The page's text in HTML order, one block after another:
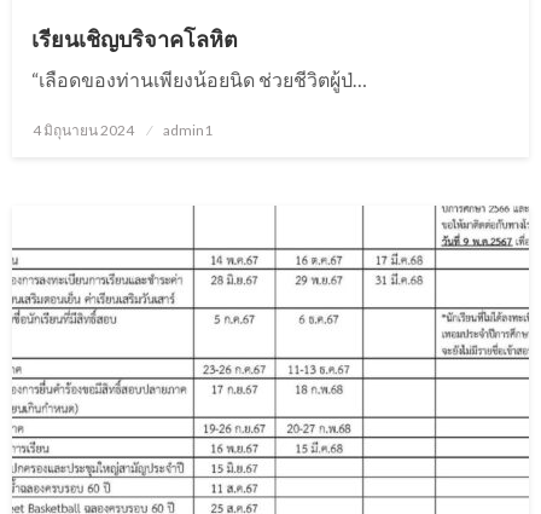
เรียนเชิญบริจาคโลหิต
“เลือดของท่านเพียงน้อยนิด ช่วยชีวิตผู้ป่…
Posted
4 มิถุนายน 2024 admin1